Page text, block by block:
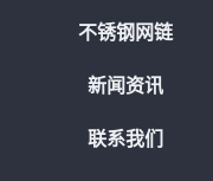
不锈钢网链
新闻资讯
联系我们